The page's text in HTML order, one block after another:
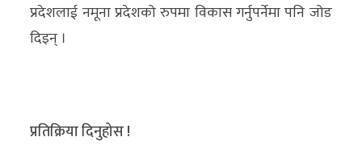
प्रदेशलाई नमूना प्रदेशको रुपमा विकास गर्नुपर्नेमा पनि जोड
दिइन् ।
प्रतिक्रिया दिनुहोस !